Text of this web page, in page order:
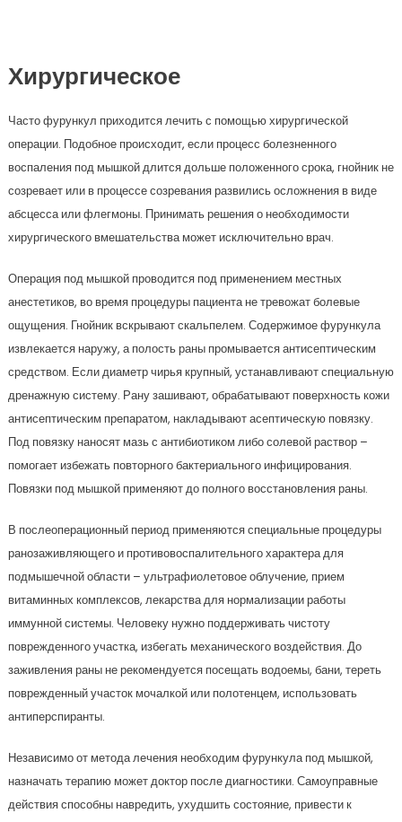
Хирургическое
Часто фурункул приходится лечить с помощью хирургической
операции. Подобное происходит, если процесс болезненного
воспаления под мышкой длится дольше положенного срока, гнойник не
созревает или в процессе созревания развились осложнения в виде
абсцесса или флегмоны. Принимать решения о необходимости
хирургического вмешательства может исключительно врач.
Операция под мышкой проводится под применением местных
анестетиков, во время процедуры пациента не тревожат болевые
ощущения. Гнойник вскрывают скальпелем. Содержимое фурункула
извлекается наружу, а полость раны промывается антисептическим
средством. Если диаметр чирья крупный, устанавливают специальную
дренажную систему. Рану зашивают, обрабатывают поверхность кожи
антисептическим препаратом, накладывают асептическую повязку.
Под повязку наносят мазь с антибиотиком либо солевой раствор –
помогает избежать повторного бактериального инфицирования.
Повязки под мышкой применяют до полного восстановления раны.
В послеоперационный период применяются специальные процедуры
ранозаживляющего и противовоспалительного характера для
подмышечной области – ультрафиолетовое облучение, прием
витаминных комплексов, лекарства для нормализации работы
иммунной системы. Человеку нужно поддерживать чистоту
поврежденного участка, избегать механического воздействия. До
заживления раны не рекомендуется посещать водоемы, бани, тереть
поврежденный участок мочалкой или полотенцем, использовать
антиперспиранты.
Независимо от метода лечения необходим фурункула под мышкой,
назначать терапию может доктор после диагностики. Самоуправные
действия способны навредить, ухудшить состояние, привести к